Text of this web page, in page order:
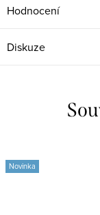
Hodnocení
Diskuze
Novinka